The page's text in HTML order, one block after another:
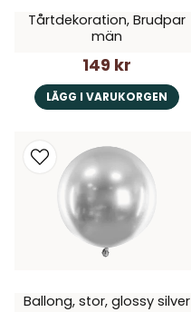
Tårtdekoration, Brudpar
män
149 kr
LÄGG I VARUKORGEN
Ballong, stor, glossy silver